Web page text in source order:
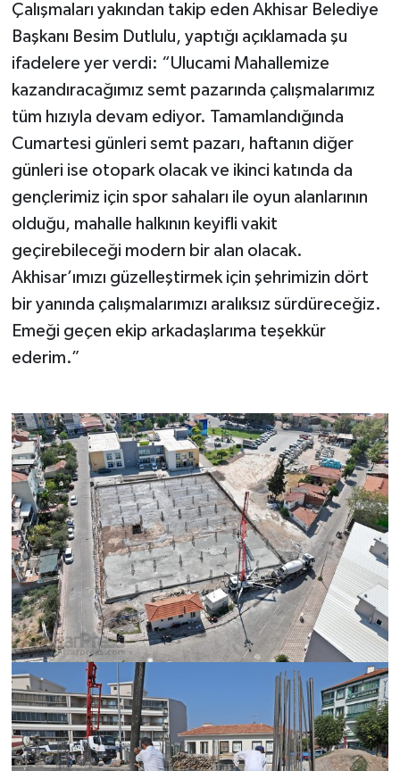
Çalışmaları yakından takip eden Akhisar Belediye
Başkanı Besim Dutlulu, yaptığı açıklamada şu
ifadelere yer verdi: “Ulucami Mahallemize
kazandıracağımız semt pazarında çalışmalarımız
tüm hızıyla devam ediyor. Tamamlandığında
Cumartesi günleri semt pazarı, haftanın diğer
günleri ise otopark olacak ve ikinci katında da
gençlerimiz için spor sahaları ile oyun alanlarının
olduğu, mahalle halkının keyifli vakit
geçirebileceği modern bir alan olacak.
Akhisar’ımızı güzelleştirmek için şehrimizin dört
bir yanında çalışmalarımızı aralıksız sürdüreceğiz.
Emeği geçen ekip arkadaşlarıma teşekkür
ederim.”